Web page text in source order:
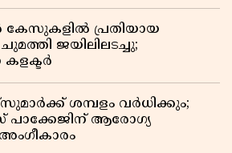
കേസുകളിൽ പ്രതിയായ
ജയിലിലടച്ചു;
കളക്ടർ
ശമ്പളം വർധിക്കും;
ആരോഗ്യ
അംഗീകാരം